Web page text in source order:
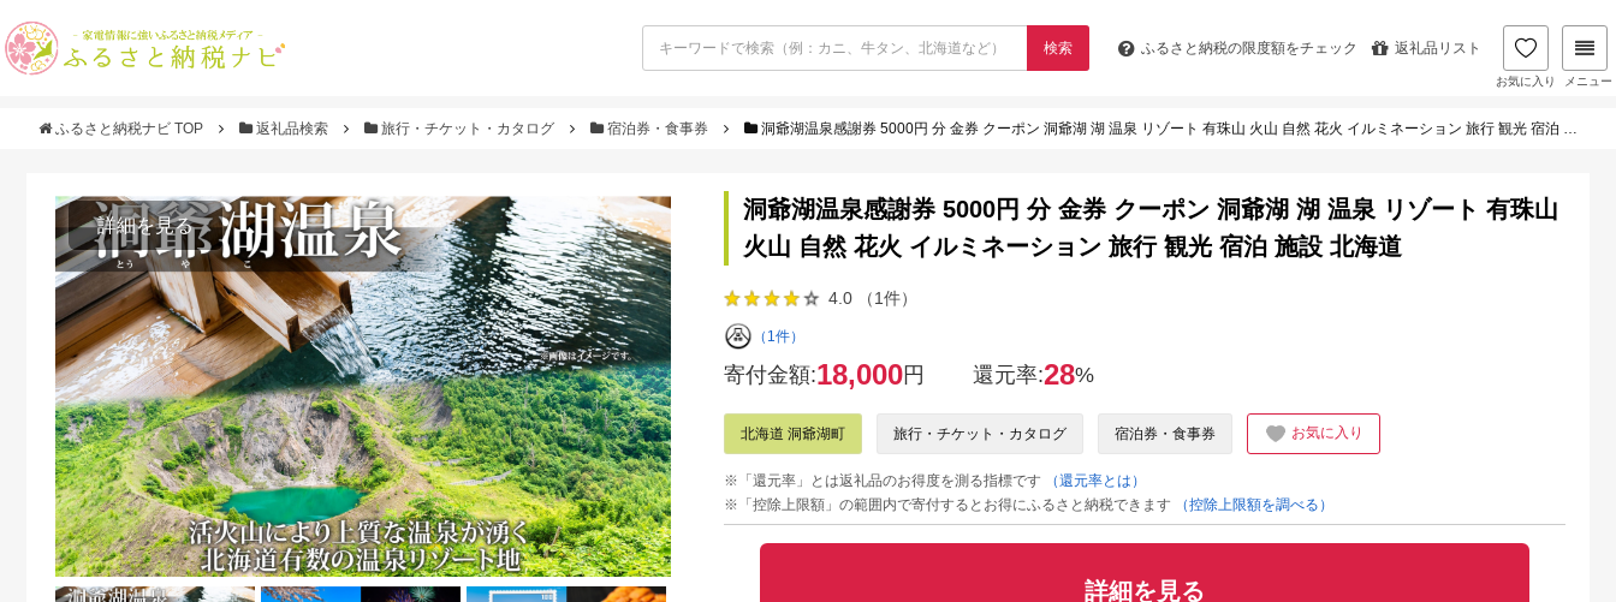
検索 ふるさと納税の限度額をチェック 返礼品リスト
お気に入り メニュー
ふるさと納税ナビ TOP 返礼品検索 旅行・チケット・カタログ 宿泊券・食事券 洞爺湖温泉感謝券 5000円 分 金券 クーポン 洞爺湖 湖 温泉 リゾート 有珠山 火山 自然 花火 イルミネーション 旅行 観光 宿泊 施設 北海道
詳細を見る
洞爺湖温泉感謝券 5000円 分 金券 クーポン 洞爺湖 湖 温泉 リゾート 有珠山
火山 自然 花火 イルミネーション 旅行 観光 宿泊 施設 北海道
4.0 （1件）
（1件）
寄付金額:18,000円 還元率:28%
北海道 洞爺湖町 旅行・チケット・カタログ 宿泊券・食事券 お気に入り
※「還元率」とは返礼品のお得度を測る指標です
（還元率とは）
※「控除上限額」の範囲内で寄付するとお得にふるさと納税できます
（控除上限額を調べる）
詳細を見る